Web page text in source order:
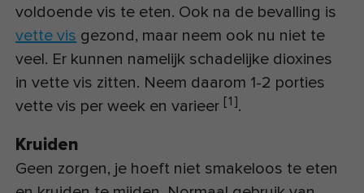
voldoende vis te eten. Ook na de bevalling is
vette vis gezond, maar neem ook nu niet te
veel. Er kunnen namelijk schadelijke dioxines
in vette vis zitten. Neem daarom 1-2 porties
vette vis per week en varieer [1].
Kruiden
Geen zorgen, je hoeft niet smakeloos te eten